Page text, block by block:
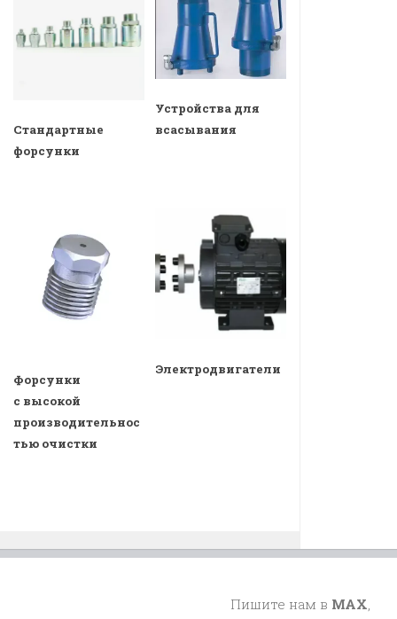
Стандартные
форсунки
Устройства для
всасывания
Форсунки
с высокой
производительнос
тью очистки
Электродвигатели
Пишите нам в MAX,